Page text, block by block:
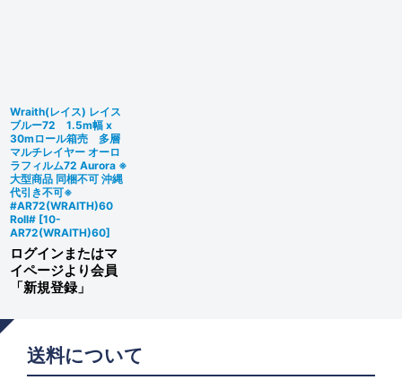
Wraith(レイス) レイス
ブルー72 1.5m幅 x
30mロール箱売 多層
マルチレイヤー オーロ
ラフィルム72 Aurora ※
大型商品 同梱不可 沖縄
代引き不可※
#AR72(WRAITH)60
Roll# [10-
AR72(WRAITH)60]
ログインまたはマ
イページより会員
「新規登録」
送料について